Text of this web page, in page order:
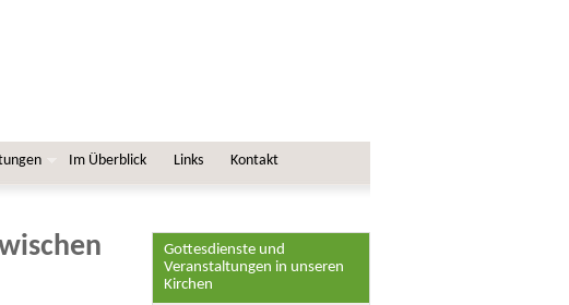
Im Überblick Links Kontakt
Gottesdienste und
Veranstaltungen in unseren
Kirchen